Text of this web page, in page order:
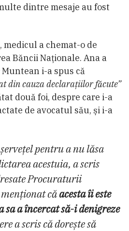
dintre mesaje au fost
a chemat-o de
Băncii Naționale. Ana a
i-a spus că
din cauza declarațiilor făcute”
două foi, despre care i-a
de avocatul său, și i-a
pentru a nu lăsa
acestuia, a scris
Procuraturii
căacesta îi este
sa a încercat să-i denigreze
a scris că dorește să